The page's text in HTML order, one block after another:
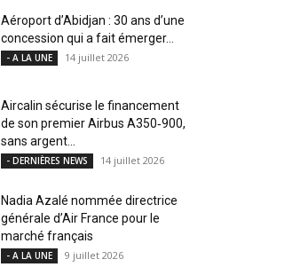
Aéroport d’Abidjan : 30 ans d’une
concession qui a fait émerger...
- A LA UNE 14 juillet 2026
Aircalin sécurise le financement
de son premier Airbus A350‑900,
sans argent...
- DERNIÈRES NEWS 14 juillet 2026
Nadia Azalé nommée directrice
générale d’Air France pour le
marché français
- A LA UNE 9 juillet 2026